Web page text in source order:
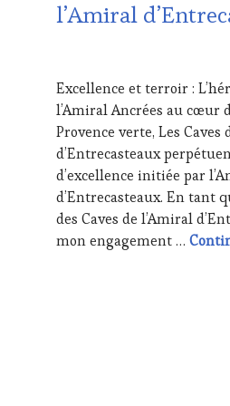
LES
ET
DE
LA
HAUTE
GASTRONOMIE
FRANÇAISE,
INVITATIONS
&
DÉGUSTATIONS,
l’Amiral
2026
Excellence et terroir :
l’Amiral Ancrées au cœur
Provence verte, Les Caves
d’Entrecasteaux
d’excellence initiée par
d’Entrecasteaux. En tant
des Caves de l’Amiral
mon engagement …